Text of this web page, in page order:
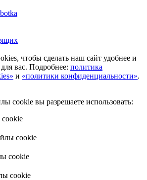
чтобы сделать наш сайт удобнее и
вас. Подробнее: политика
и «политики конфиденциальности».
cookie вы разрешаете использовать:
cookie
cookie
cookie